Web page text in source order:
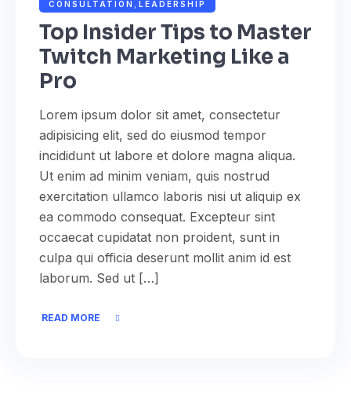
CONSULTATION , LEADERSHIP
NOVEMBER 9, 2022 ADMIN
Top Insider Tips to Master
Twitch Marketing Like a
Pro
Lorem ipsum dolor sit amet, consectetur
adipisicing elit, sed do eiusmod tempor
incididunt ut labore et dolore magna aliqua.
Ut enim ad minim veniam, quis nostrud
exercitation ullamco laboris nisi ut aliquip ex
ea commodo consequat. Excepteur sint
occaecat cupidatat non proident, sunt in
culpa qui officia deserunt mollit anim id est
laborum. Sed ut […]
READ MORE